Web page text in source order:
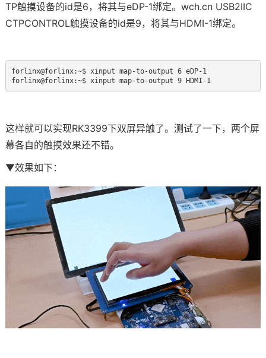
TP触摸设备的id是6，将其与eDP-1绑定。wch.cn USB2IIC
CTPCONTROL触摸设备的id是9，将其与HDMI-1绑定。
forlinx@forlinx:~$ xinput map-to-output 6 eDP-1
这样就可以实现RK3399下双屏异触了。测试了一下，两个屏
幕各自的触摸效果还不错。
▼效果如下：